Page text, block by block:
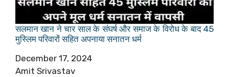
सलमान खान ने चार साल के संघर्ष और समाज के विरोध के बाद 45
मुस्लिम परिवारों सहित अपनाया सनातन धर्म
Date
December 17, 2024
Author
Amit Srivastav